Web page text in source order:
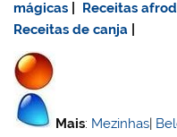
mágicas
Receitas
Receitas de canja
Mais: Mezinhas|